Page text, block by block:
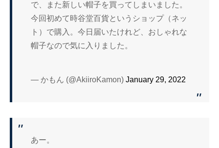
で、また新しい帽子を買ってしまいました。
今回初めて時谷堂百貨というショップ（ネッ
ト）で購入。今日届いたけれど、おしゃれな
帽子なので気に入りました。
— かもん (@AkiiroKamon)January 29, 2022
あー。